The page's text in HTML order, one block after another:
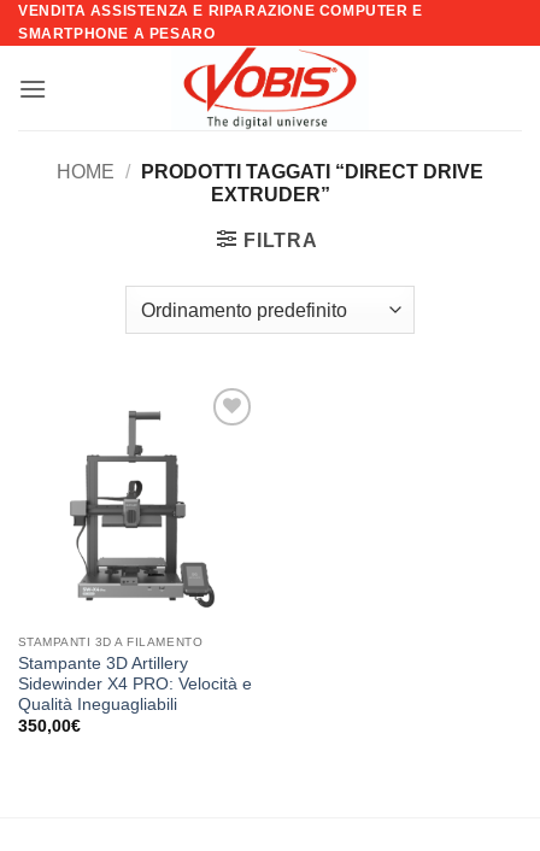
Salta
ai
VENDITA ASSISTENZA E RIPARAZIONE COMPUTER E
SMARTPHONE A PESARO
HOME /
PRODOTTI TAGGATI “DIRECT DRIVE
EXTRUDER”
FILTRA
STAMPANTI 3D A FILAMENTO
Stampante 3D Artillery
Sidewinder X4 PRO: Velocità e
Qualità Ineguagliabili
350,00€